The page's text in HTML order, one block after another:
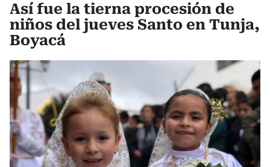
Así fue la tierna procesión de
niños del jueves Santo en Tunja,
Boyacá